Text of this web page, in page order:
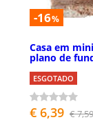
-16%
Casa em
plano de
ESGOTADO
€ 6,39 € 7,59